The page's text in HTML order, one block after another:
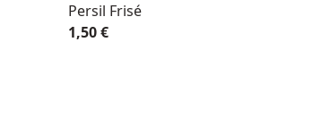
Persil Frisé
1,50 €